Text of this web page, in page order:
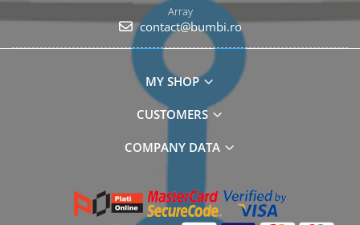
Array
contact@bumbi.ro
MY SHOP
CUSTOMERS
COMPANY DATA